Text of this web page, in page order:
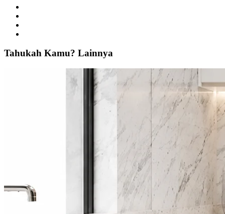
Tahukah Kamu? Lainnya